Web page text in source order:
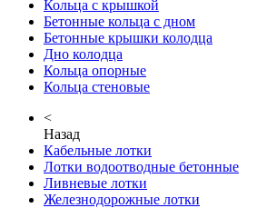
Кольца с крышкой
Бетонные кольца с дном
Бетонные крышки колодца
Дно колодца
Кольца опорные
Кольца стеновые
<
Назад
Кабельные лотки
Лотки водоотводные бетонные
Ливневые лотки
Железнодорожные лотки